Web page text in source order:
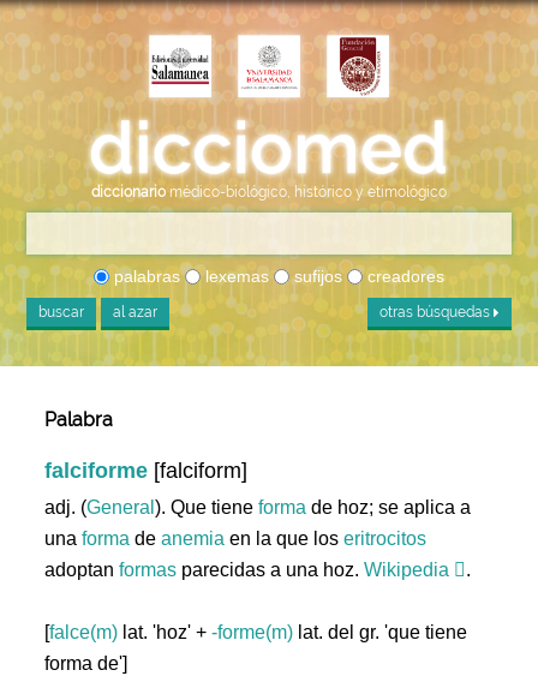
diccionario médico-biológico, histórico y etimológico
palabras lexemas sufijos creadores
buscar al azar otras búsquedas
Palabra
falciforme [falciform]
adj. (General). Que tieneforma de hoz; se aplica a
unaforma deanemia en la que loseritrocitos
adoptanformas parecidas a una hoz.Wikipedia .
[falce(m) lat. 'hoz' +-forme(m) lat. del gr. 'que tiene
forma de']